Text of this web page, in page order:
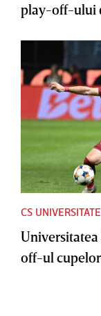
play-off-ului
CS
Universitatea
off-ul